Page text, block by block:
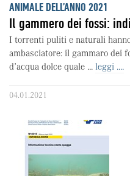
ANIMALE DELL’ANNO 2021
Il gammero dei fossi:
I torrenti puliti e naturali
ambasciatore: il gammaro dei
d’acqua dolce quale ... leggi ....
04.01.2021